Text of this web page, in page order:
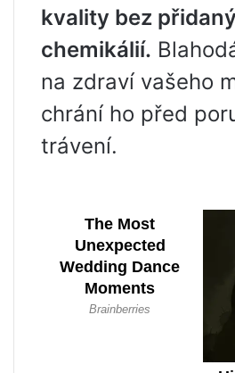
kvality bez
chemikálií.
na zdraví vašeho
chrání ho před
trávení.